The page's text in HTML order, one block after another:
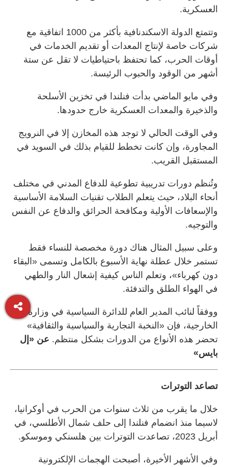
العسكرية.
وتتمتع الدولة الاسكندنافية بأكثر من 1000 اتفاقية مع
شركات خاصة لإنتاج المعدات أو تقديم الخدمات في
أوقات الحرب، كما تحتفظ باحتياطيات لا تقل عن ستة
أشهر من الوقود والحبوب الرئيسة.
وفي مايو الماضي بدأت فنلندا في تخزين الأسلحة
والذخيرة والمعدات العسكرية خارج حدودها.
وفي الوقت الحالي لا توجد هذه المخازن إلا في النرويج
المجاورة، وإن كانت تخطط للقيام بذلك في السويد في
المستقبل القريب.
وتُنظم دورات تدريبية تطوعية للدفاع المدني في مختلف
أنحاء البلاد، حيث يتعلم الطلاب تقنيات السلامة الأساسية
والإسعافات الأولية ومكافحة الحرائق والدفاع عن النفس
والتوجيه.
وعلى سبيل المثال هناك دورة مخصصة للنساء فقط
تستمر خلال عطلة نهاية الأسبوع بالكامل وتسمى «البقاء
دون كهرباء»، وتعلم الناس كيفية إشعال النار والطهي
في الهواء الطلق والتدفئة.
ووفقاً لنائب المدير العام للدائرة السياسية في وزارة
الخارجية، فإن «النخبة التجارية والسياسية والثقافية»
تحضر هذه الأنواع من الدورات بشكل منتظم. عن «إل
بايس»
تصاعد التوترات
خلال ما يقرب من ثلاث سنوات من الحرب في أوكرانيا،
لاسيما منذ انضمام فنلندا إلى حلف شمال الأطلسي، في
أبريل 2023، تصاعدت التوترات بين هلسنكي وموسكو.
وفي الأشهر الأخيرة، أصبحت الهجمات الإلكترونية